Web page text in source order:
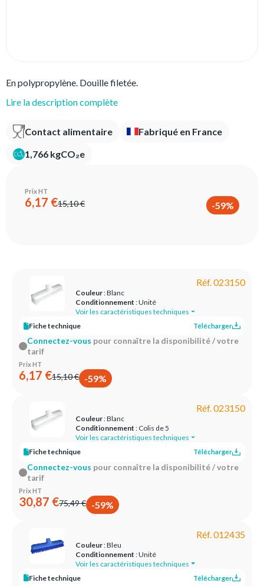
En polypropylène. Douille filetée.
Lire la description complète
Contact alimentaire Fabriqué en France
1,766 kgCO₂e
Prix HT
6,17 €15,10 € -59%
Réf. 023150
Couleur: Blanc
Conditionnement : Unité
Voir les caractéristiques techniques
Fiche technique
Télécharger
Connectez-vous pour connaître la disponibilité / votre
tarif
Prix HT
6,17 €15,10 € -59%
Réf. 023150
Couleur: Blanc
Conditionnement : Colis de 5
Voir les caractéristiques techniques
Fiche technique
Télécharger
Connectez-vous pour connaître la disponibilité / votre
tarif
Prix HT
30,87 €75,49 € -59%
Réf. 012435
Couleur: Bleu
Conditionnement : Unité
Voir les caractéristiques techniques
Fiche technique
Télécharger